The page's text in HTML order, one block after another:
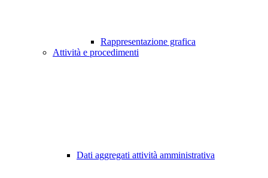
Rappresentazione grafica
Attività e procedimenti
Dati aggregati attività amministrativa